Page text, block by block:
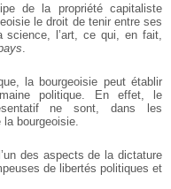
de la propriété capitaliste
le droit de tenir entre ses
science, l’art, ce qui, en fait,
la bourgeoisie peut établir
politique. En effet, le
ne sont, dans les
bourgeoisie.
des aspects de la dictature
de libertés politiques et